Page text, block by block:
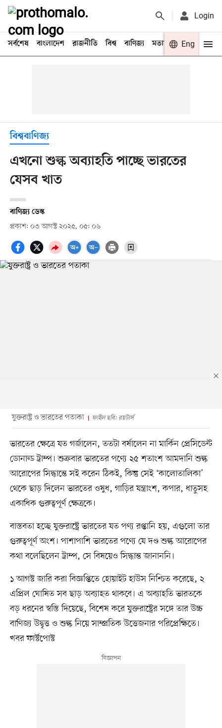
Login
সর্বশেষ বাংলাদেশ রাজনীতি বিশ্ব বাণিজ্য মতামত খেলা
Eng
বিশ্ববাণিজ্য
এখনো শুল্ক অব্যাহতি পাচ্ছে ভারতের
যেসব খাত
বাণিজ্য ডেস্ক
প্রকাশ: ০৩ আগস্ট ২০২৫, ০৫: ০৬
যুক্তরাষ্ট্র ও ভারতের পতাকা ফাইল ছবি: রয়টার্স
ভারতের ক্ষেত্রে যত গর্জালেন, ততটা বর্ষালেন না মার্কিন প্রেসিডেন্ট
ডোনাল্ড ট্রাম্প। শুক্রবার ভারতের পণ্যে ২৫ শতাংশ আমদানি শুল্ক
আরোপের সিদ্ধান্তে সই করেন ঠিকই, কিন্তু সেই ‘কালোতালিকা’
থেকে ছাড় দিলেন ভারতের ওষুধ, গাড়ির যন্ত্রাংশ, কপার, ধাতুসহ
একাধিক গুরুত্বপূর্ণ ক্ষেত্রকে।
বাস্তবতা হচ্ছে যুক্তরাষ্ট্রে ভারতের যত পণ্য রপ্তানি হয়, এগুলো তার
গুরুত্বপূর্ণ অংশ। পাশাপাশি ভারতের পণ্যে যে দণ্ড শুল্ক আরোপের
কথা বলেছিলেন ট্রাম্প, সে বিষয়েও সিদ্ধান্ত জানাননি।
১ আগস্ট জারি করা বিজ্ঞপ্তিতে হোয়াইট হাউস নিশ্চিত করেছে, ২
এপ্রিল ঘোষিত সব ছাড় অব্যাহত থাকবে। এ অব্যাহতি ভারতকে
বড় ধরনের স্বস্তি দিয়েছে, বিশেষ করে যুক্তরাষ্ট্রের সঙ্গে তার উচ্চ
বাণিজ্য উদ্বৃত্ত ও শুল্ক নিয়ে সাম্প্রতিক উত্তেজনার পরিপ্রেক্ষিতে।
খবর ফার্স্টপোস্ট